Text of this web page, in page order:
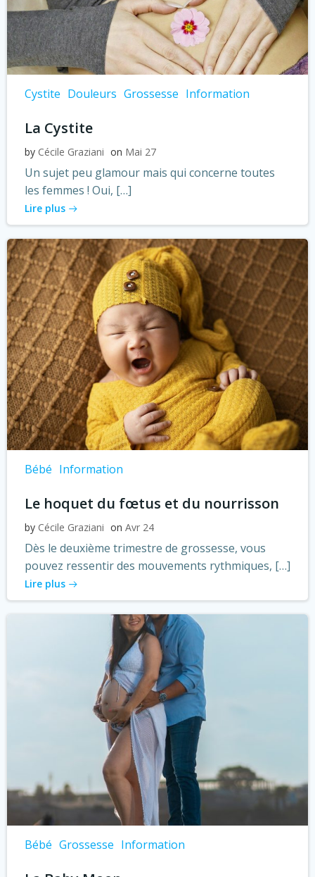
Cystite Douleurs Grossesse Information
La Cystite
by Cécile Graziani on Mai 27
Un sujet peu glamour mais qui concerne toutes
les femmes ! Oui, […]
Lire plus
Bébé Information
Le hoquet du fœtus et du nourrisson
by Cécile Graziani on Avr 24
Dès le deuxième trimestre de grossesse, vous
pouvez ressentir des mouvements rythmiques, […]
Lire plus
Bébé Grossesse Information